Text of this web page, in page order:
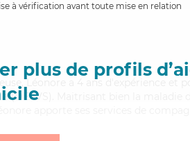
à vérification avant toute mise en relation
plus de profils
Léonore a 4 ans d'expérience et
(DEAVS). Maitrisant bien la maladie